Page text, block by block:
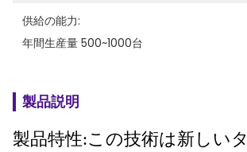
供給の能力:
年間生産量 500~1000台
製品説明
製品特性:この技術は新しい